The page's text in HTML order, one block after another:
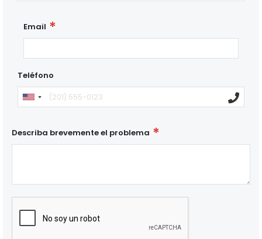
Email
Teléfono
Describa brevemente el problema